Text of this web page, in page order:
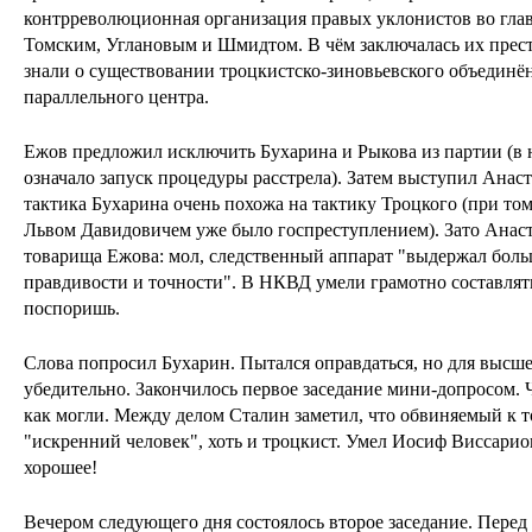
контрреволюционная организация правых уклонистов во
Томским, Углановым и Шмидтом. В чём заключалась их
знали о существовании троцкистско-зиновьевского
параллельного центра.
Ежов предложил исключить Бухарина и Рыкова из партии (в
означало запуск процедуры расстрела). Затем выступил
тактика Бухарина очень похожа на тактику Троцкого (при
Львом Давидовичем уже было госпреступлением). Зато
товарища Ежова: мол, следственный аппарат "выдержал
правдивости и точности". В НКВД умели грамотно
поспоришь.
Слова попросил Бухарин. Пытался оправдаться, но для
убедительно. Закончилось первое заседание мини-
как могли. Между делом Сталин заметил, что обвиняемый к
"искренний человек", хоть и троцкист. Умел Иосиф
хорошее!
Вечером следующего дня состоялось второе заседание.